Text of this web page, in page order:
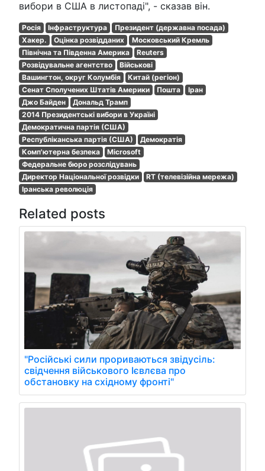
вибори в США в листопаді", - сказав він.
Росія Інфраструктура
Президент (державна посада)
Хакер.
Оцінка розвідданих
Московський Кремль
Північна та Південна Америка
Reuters
Розвідувальне агентство
Військові
Вашингтон, округ Колумбія
Китай (регіон)
Сенат Сполучених Штатів Америки
Пошта
Іран
Джо Байден
Дональд Трамп
2014 Президентські вибори в Україні
Демократична партія (США)
Республіканська партія (США)
Демократія
Комп'ютерна безпека
Microsoft
Федеральне бюро розслідувань
Директор Національної розвідки
RT (телевізійна мережа)
Іранська революція
Related posts
"Російські сили прориваються звідусіль:
свідчення військового Ієвлєва про
обстановку на східному фронті"